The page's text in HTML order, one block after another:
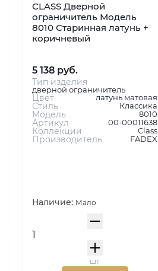
CLASS Дверной
ограничитель Модель
8010 Старинная латунь +
коричневый
5 138 руб.
Тип изделия
дверной ограничитель
Цвет латунь матовая
Стиль Классика
Модель 8010
Артикул 00-00011638
Коллекции Class
Производитель FADEX
Наличие: Мало
шт